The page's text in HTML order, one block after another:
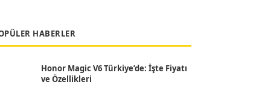
HABERLER
Honor Magic V6 Türkiye’de: İşte Fiyatı
ve Özellikleri